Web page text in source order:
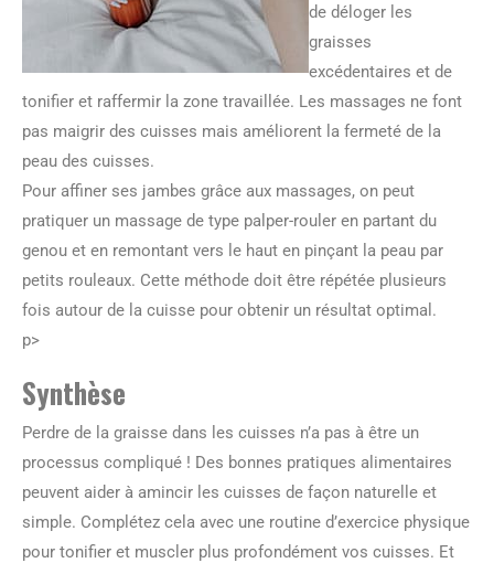
de déloger les
graisses
excédentaires et de
tonifier et raffermir la zone travaillée. Les massages ne font
pas maigrir des cuisses mais améliorent la fermeté de la
peau des cuisses.
Pour affiner ses jambes grâce aux massages, on peut
pratiquer un massage de type palper-rouler en partant du
genou et en remontant vers le haut en pinçant la peau par
petits rouleaux. Cette méthode doit être répétée plusieurs
fois autour de la cuisse pour obtenir un résultat optimal.
p>
Synthèse
Perdre de la graisse dans les cuisses n’a pas à être un
processus compliqué ! Des bonnes pratiques alimentaires
peuvent aider à amincir les cuisses de façon naturelle et
simple. Complétez cela avec une routine d’exercice physique
pour tonifier et muscler plus profondément vos cuisses. Et